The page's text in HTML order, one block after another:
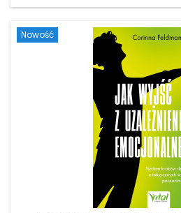
kończyły się uschniętą bazylią
Autorka udowadnia, że
Nowość